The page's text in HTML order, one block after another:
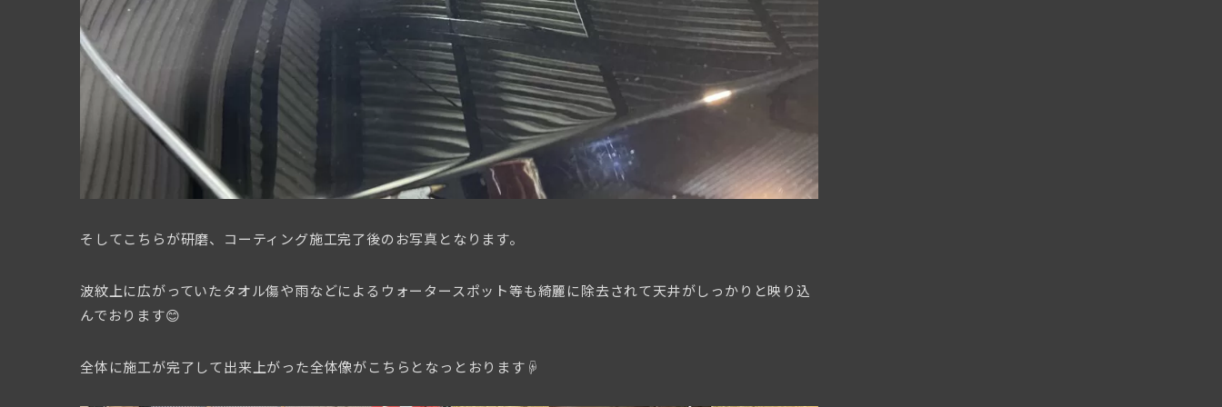
そしてこちらが研磨、コーティング施工完了後のお写真となります。
波紋上に広がっていたタオル傷や雨などによるウォータースポット等も綺麗に除去されて天井がしっかりと映り込
んでおります😊
全体に施工が完了して出来上がった全体像がこちらとなっとおります☟